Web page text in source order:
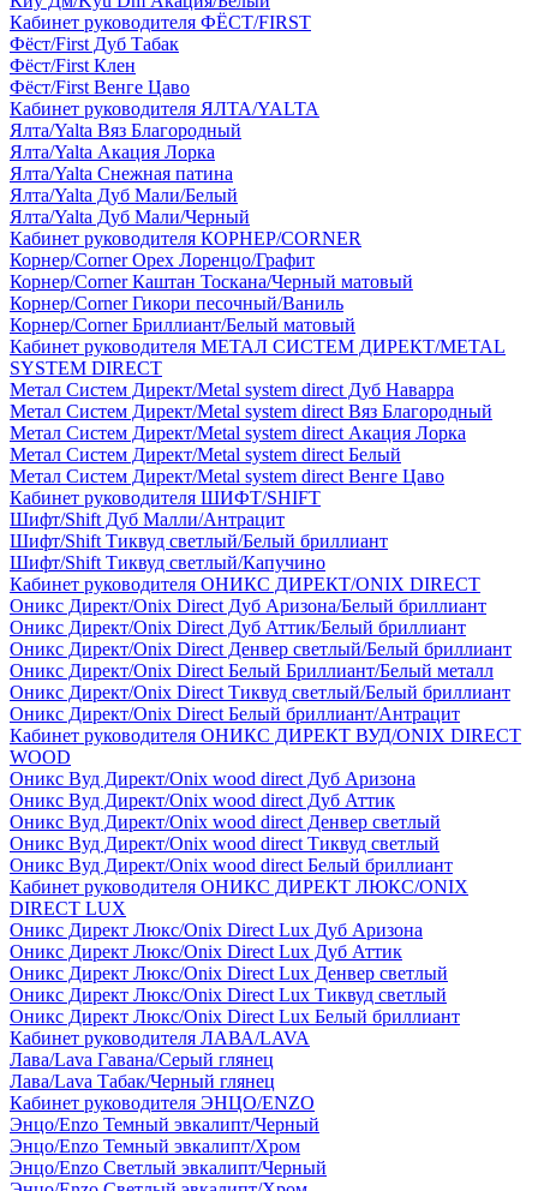
Кабинет руководителя ФЁСТ/FIRST
Фёст/First Дуб Табак
Фёст/First Клен
Фёст/First Венге Цаво
Кабинет руководителя ЯЛТА/YALTA
Ялта/Yalta Вяз Благородный
Ялта/Yalta Акация Лорка
Ялта/Yalta Снежная патина
Ялта/Yalta Дуб Мали/Белый
Ялта/Yalta Дуб Мали/Черный
Кабинет руководителя КОРНЕР/CORNER
Корнер/Corner Орех Лоренцо/Графит
Корнер/Corner Каштан Тоскана/Черный матовый
Корнер/Corner Гикори песочный/Ваниль
Корнер/Corner Бриллиант/Белый матовый
Кабинет руководителя МЕТАЛ СИСТЕМ ДИРЕКТ/METAL
SYSTEM DIRECT
Метал Систем Директ/Metal system direct Дуб Наварра
Метал Систем Директ/Metal system direct Вяз Благородный
Метал Систем Директ/Metal system direct Акация Лорка
Метал Систем Директ/Metal system direct Белый
Метал Систем Директ/Metal system direct Венге Цаво
Кабинет руководителя ШИФТ/SHIFT
Шифт/Shift Дуб Малли/Антрацит
Шифт/Shift Тиквуд светлый/Белый бриллиант
Шифт/Shift Тиквуд светлый/Капучино
Кабинет руководителя ОНИКС ДИРЕКТ/ONIX DIRECT
Оникс Директ/Onix Direct Дуб Аризона/Белый бриллиант
Оникс Директ/Onix Direct Дуб Аттик/Белый бриллиант
Оникс Директ/Onix Direct Денвер светлый/Белый бриллиант
Оникс Директ/Onix Direct Белый Бриллиант/Белый металл
Оникс Директ/Onix Direct Тиквуд светлый/Белый бриллиант
Оникс Директ/Onix Direct Белый бриллиант/Антрацит
Кабинет руководителя ОНИКС ДИРЕКТ ВУД/ONIX DIRECT
WOOD
Оникс Вуд Директ/Onix wood direct Дуб Аризона
Оникс Вуд Директ/Onix wood direct Дуб Аттик
Оникс Вуд Директ/Onix wood direct Денвер светлый
Оникс Вуд Директ/Onix wood direct Тиквуд светлый
Оникс Вуд Директ/Onix wood direct Белый бриллиант
Кабинет руководителя ОНИКС ДИРЕКТ ЛЮКС/ONIX
DIRECT LUX
Оникс Директ Люкс/Onix Direct Lux Дуб Аризона
Оникс Директ Люкс/Onix Direct Lux Дуб Аттик
Оникс Директ Люкс/Onix Direct Lux Денвер светлый
Оникс Директ Люкс/Onix Direct Lux Тиквуд светлый
Оникс Директ Люкс/Onix Direct Lux Белый бриллиант
Кабинет руководителя ЛАВА/LAVA
Лава/Lava Гавана/Серый глянец
Лава/Lava Табак/Черный глянец
Кабинет руководителя ЭНЦО/ENZO
Энцо/Enzo Темный эвкалипт/Черный
Энцо/Enzo Темный эвкалипт/Хром
Энцо/Enzo Светлый эвкалипт/Черный